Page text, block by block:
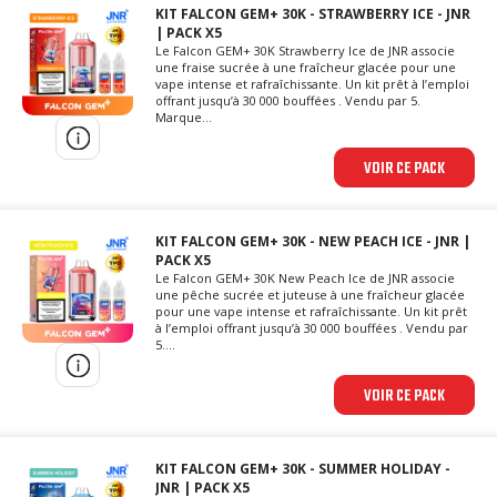
KIT FALCON GEM+ 30K - STRAWBERRY ICE - JNR
| PACK X5
Le Falcon GEM+ 30K Strawberry Ice de JNR associe
une fraise sucrée à une fraîcheur glacée pour une
vape intense et rafraîchissante. Un kit prêt à l’emploi
offrant jusqu’à 30 000 bouffées . Vendu par 5.
Marque...
VOIR CE PACK
KIT FALCON GEM+ 30K - NEW PEACH ICE - JNR |
PACK X5
Le Falcon GEM+ 30K New Peach Ice de JNR associe
une pêche sucrée et juteuse à une fraîcheur glacée
pour une vape intense et rafraîchissante. Un kit prêt
à l’emploi offrant jusqu’à 30 000 bouffées . Vendu par
5....
VOIR CE PACK
KIT FALCON GEM+ 30K - SUMMER HOLIDAY -
JNR | PACK X5